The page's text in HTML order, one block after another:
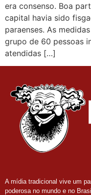
era consenso. Boa
capital havia sido
paraenses. As
grupo de 60 pessoas
atendidas […]
A mídia tradicional vive um
poderosa no mundo e no